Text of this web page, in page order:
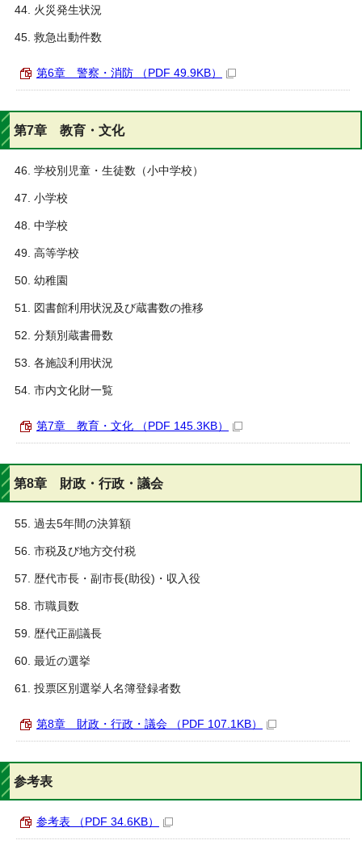
火災発生状況
救急出動件数
第6章 警察・消防 （PDF 49.9KB）
第7章 教育・文化
学校別児童・生徒数（小中学校）
小学校
中学校
高等学校
幼稚園
図書館利用状況及び蔵書数の推移
分類別蔵書冊数
各施設利用状況
市内文化財一覧
第7章 教育・文化 （PDF 145.3KB）
第8章 財政・行政・議会
過去5年間の決算額
市税及び地方交付税
歴代市長・副市長(助役)・収入役
市職員数
歴代正副議長
最近の選挙
投票区別選挙人名簿登録者数
第8章 財政・行政・議会 （PDF 107.1KB）
参考表
参考表 （PDF 34.6KB）